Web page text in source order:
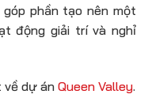
phần tạo nên một
động giải trí và nghỉ
về dự án Queen Valley.